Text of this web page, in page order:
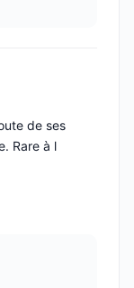
de ses
Rare à l